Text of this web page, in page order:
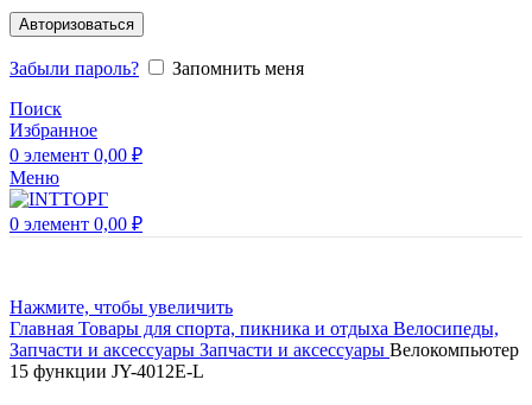
Авторизоваться
Забыли пароль?
Запомнить меня
Поиск
Избранное
0 элемент 0,00 ₽
Меню
0 элемент 0,00 ₽
Нажмите, чтобы увеличить
Главная Товары для спорта, пикника и отдыха Велосипеды,
Запчасти и аксессуары Запчасти и аксессуары Велокомпьютер
15 функции JY-4012E-L